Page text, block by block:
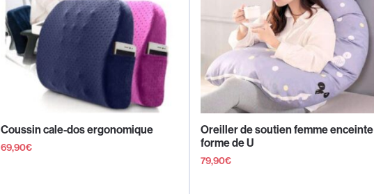
Coussin cale-dos ergonomique
69,90€
Oreiller de soutien femme enceinte
forme de U
79,90€